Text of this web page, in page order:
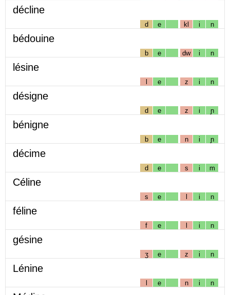
décline
d e kl i n
bédouine
b e dw i n
lésine
l e z i n
désigne
d e z i ɲ
bénigne
b e n i ɲ
décime
d e s i m
Céline
s e l i n
féline
f e l i n
gésine
ʒ e z i n
Lénine
l e n i n